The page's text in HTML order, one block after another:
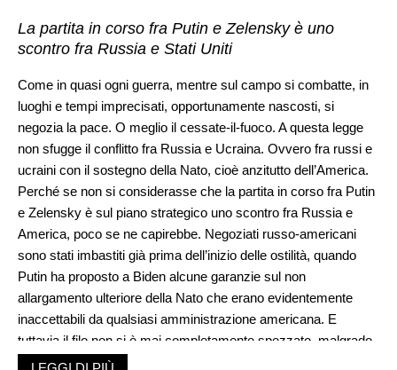
La partita in corso fra Putin e Zelensky è uno
scontro fra Russia e Stati Uniti
Come in quasi ogni guerra, mentre sul campo si combatte, in
luoghi e tempi imprecisati, opportunamente nascosti, si
negozia la pace. O meglio il cessate-il-fuoco. A questa legge
non sfugge il conflitto fra Russia e Ucraina. Ovvero fra russi e
ucraini con il sostegno della Nato, cioè anzitutto dell’America.
Perché se non si considerasse che la partita in corso fra Putin
e Zelensky è sul piano strategico uno scontro fra Russia e
America, poco se ne capirebbe. Negoziati russo-americani
sono stati imbastiti già prima dell’inizio delle ostilità, quando
Putin ha proposto a Biden alcune garanzie sul non
allargamento ulteriore della Nato che erano evidentemente
inaccettabili da qualsiasi amministrazione americana. E
tuttavia il filo non si è mai completamente spezzato, malgrado
gli insulti e le minacce reciproche, anche dopo il 24 febbraio.